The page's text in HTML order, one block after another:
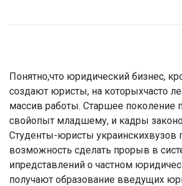
Понятно,что юридический бизнес,
создают юристы, на которыхчасто
массив работы. Старшее поколение
свойопыт младшему, и кадры
Студенты-юристы украинскихвузов
возможность сделать прорыв в
ипредставлений о частном
получают образование введущих